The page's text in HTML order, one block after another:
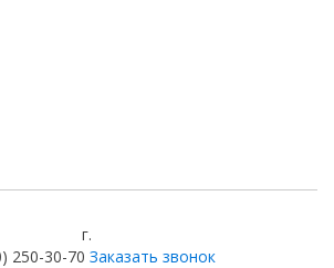
г.
250-30-70 Заказать звонок